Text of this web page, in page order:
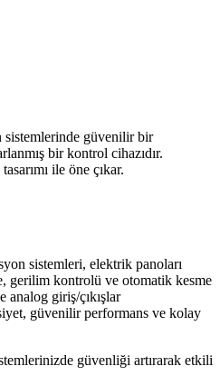
güvenilir bir
bir kontrol cihazıdır.
ile öne çıkar.
sistemleri, elektrik panoları
gerilim kontrolü ve otomatik kesme
analog giriş/çıkışlar
güvenilir performans ve kolay
güvenliği artırarak etkili